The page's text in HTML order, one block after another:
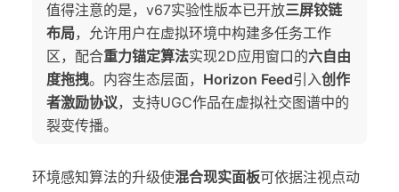
值得注意的是，v67实验性版本已开放三屏铰链
布局，允许用户在虚拟环境中构建多任务工作
区，配合重力锚定算法实现2D应用窗口的六自由
度拖拽。内容生态层面， Horizon Feed引入创作
者激励协议，支持UGC作品在虚拟社交图谱中的
裂变传播。
环境感知算法的升级使混合现实面板可依据注视点动